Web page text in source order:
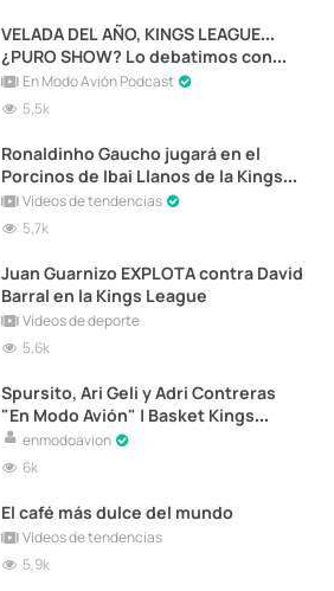
VELADA DEL AÑO, KINGS LEAGUE…
¿PURO SHOW? Lo debatimos con
Spursito, Ari Geli y Adri Contreras |
#25
En Modo Avión Podcast
5,5k
Ronaldinho Gaucho jugará en el
Porcinos de Ibai Llanos de la Kings
League
Vídeos de tendencias
5,7k
Juan Guarnizo EXPLOTA contra David
Barral en la Kings League
Vídeos de deporte
5,6k
Spursito, Ari Geli y Adri Contreras
"En Modo Avión" | Basket Kings
League
enmodoavion
6k
El café más dulce del mundo
Vídeos de tendencias
5,9k